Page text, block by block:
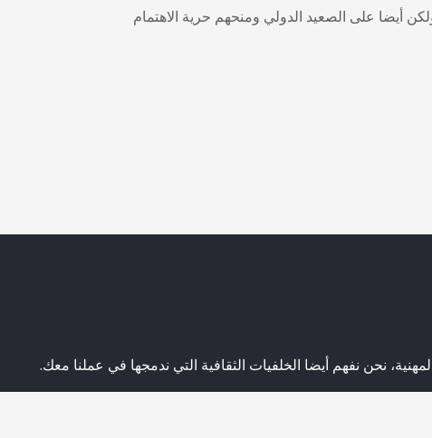
أيضا على الصعيد الدولي ومنحهم حرية الاهتمام
نحن نفهم أيضا الخلفيات الثقافية التي ندمجها في عملنا معك.